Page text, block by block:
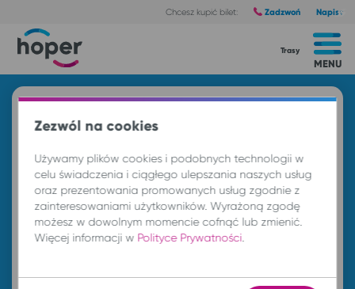
Chcesz kupić bilet: Zadzwoń Napisz
MENU
Trasy
DO
nd. 9 sie.
Zezwól na cookies
Używamy plików cookies i podobnych technologii w
celu świadczenia i ciągłego ulepszania naszych usług
oraz prezentowania promowanych usług zgodnie z
zainteresowaniami użytkowników. Wyrażoną zgodę
możesz w dowolnym momencie cofnąć lub zmienić.
Więcej informacji w Polityce Prywatności.